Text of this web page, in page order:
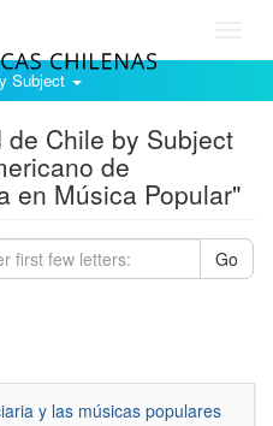
Subject
Chile by Subject
de
en Música Popular"
Go
y las músicas populares